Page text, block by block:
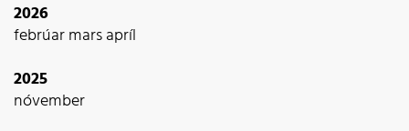
2026
febrúarmarsapríl
2025
nóvember